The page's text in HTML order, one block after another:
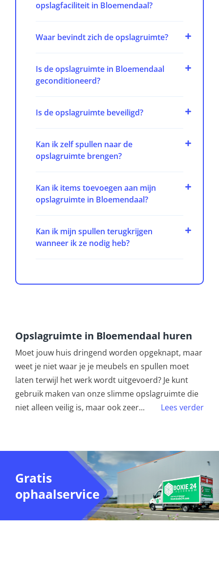
opslagfaciliteit in Bloemendaal?
Waar bevindt zich de opslagruimte?
Is de opslagruimte in Bloemendaal
geconditioneerd?
Is de opslagruimte beveiligd?
Kan ik zelf spullen naar de
opslagruimte brengen?
Kan ik items toevoegen aan mijn
opslagruimte in Bloemendaal?
Kan ik mijn spullen terugkrijgen
wanneer ik ze nodig heb?
Opslagruimte in Bloemendaal huren
Moet jouw huis dringend worden opgeknapt, maar
weet je niet waar je je meubels en spullen moet
laten terwijl het werk wordt uitgevoerd? Je kunt
gebruik maken van onze slimme opslagruimte die
niet alleen veilig is, maar ook zeer... Lees verder
Gratis
ophaalservice